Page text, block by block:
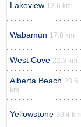
Lakeview 13.6 km
Wabamun 17.8 km
West Cove 22.3 km
Alberta Beach 28.6
km
Yellowstone 30.4 km